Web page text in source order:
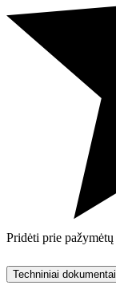
Pridėti prie pažymėtų
Techniniai dokumentai